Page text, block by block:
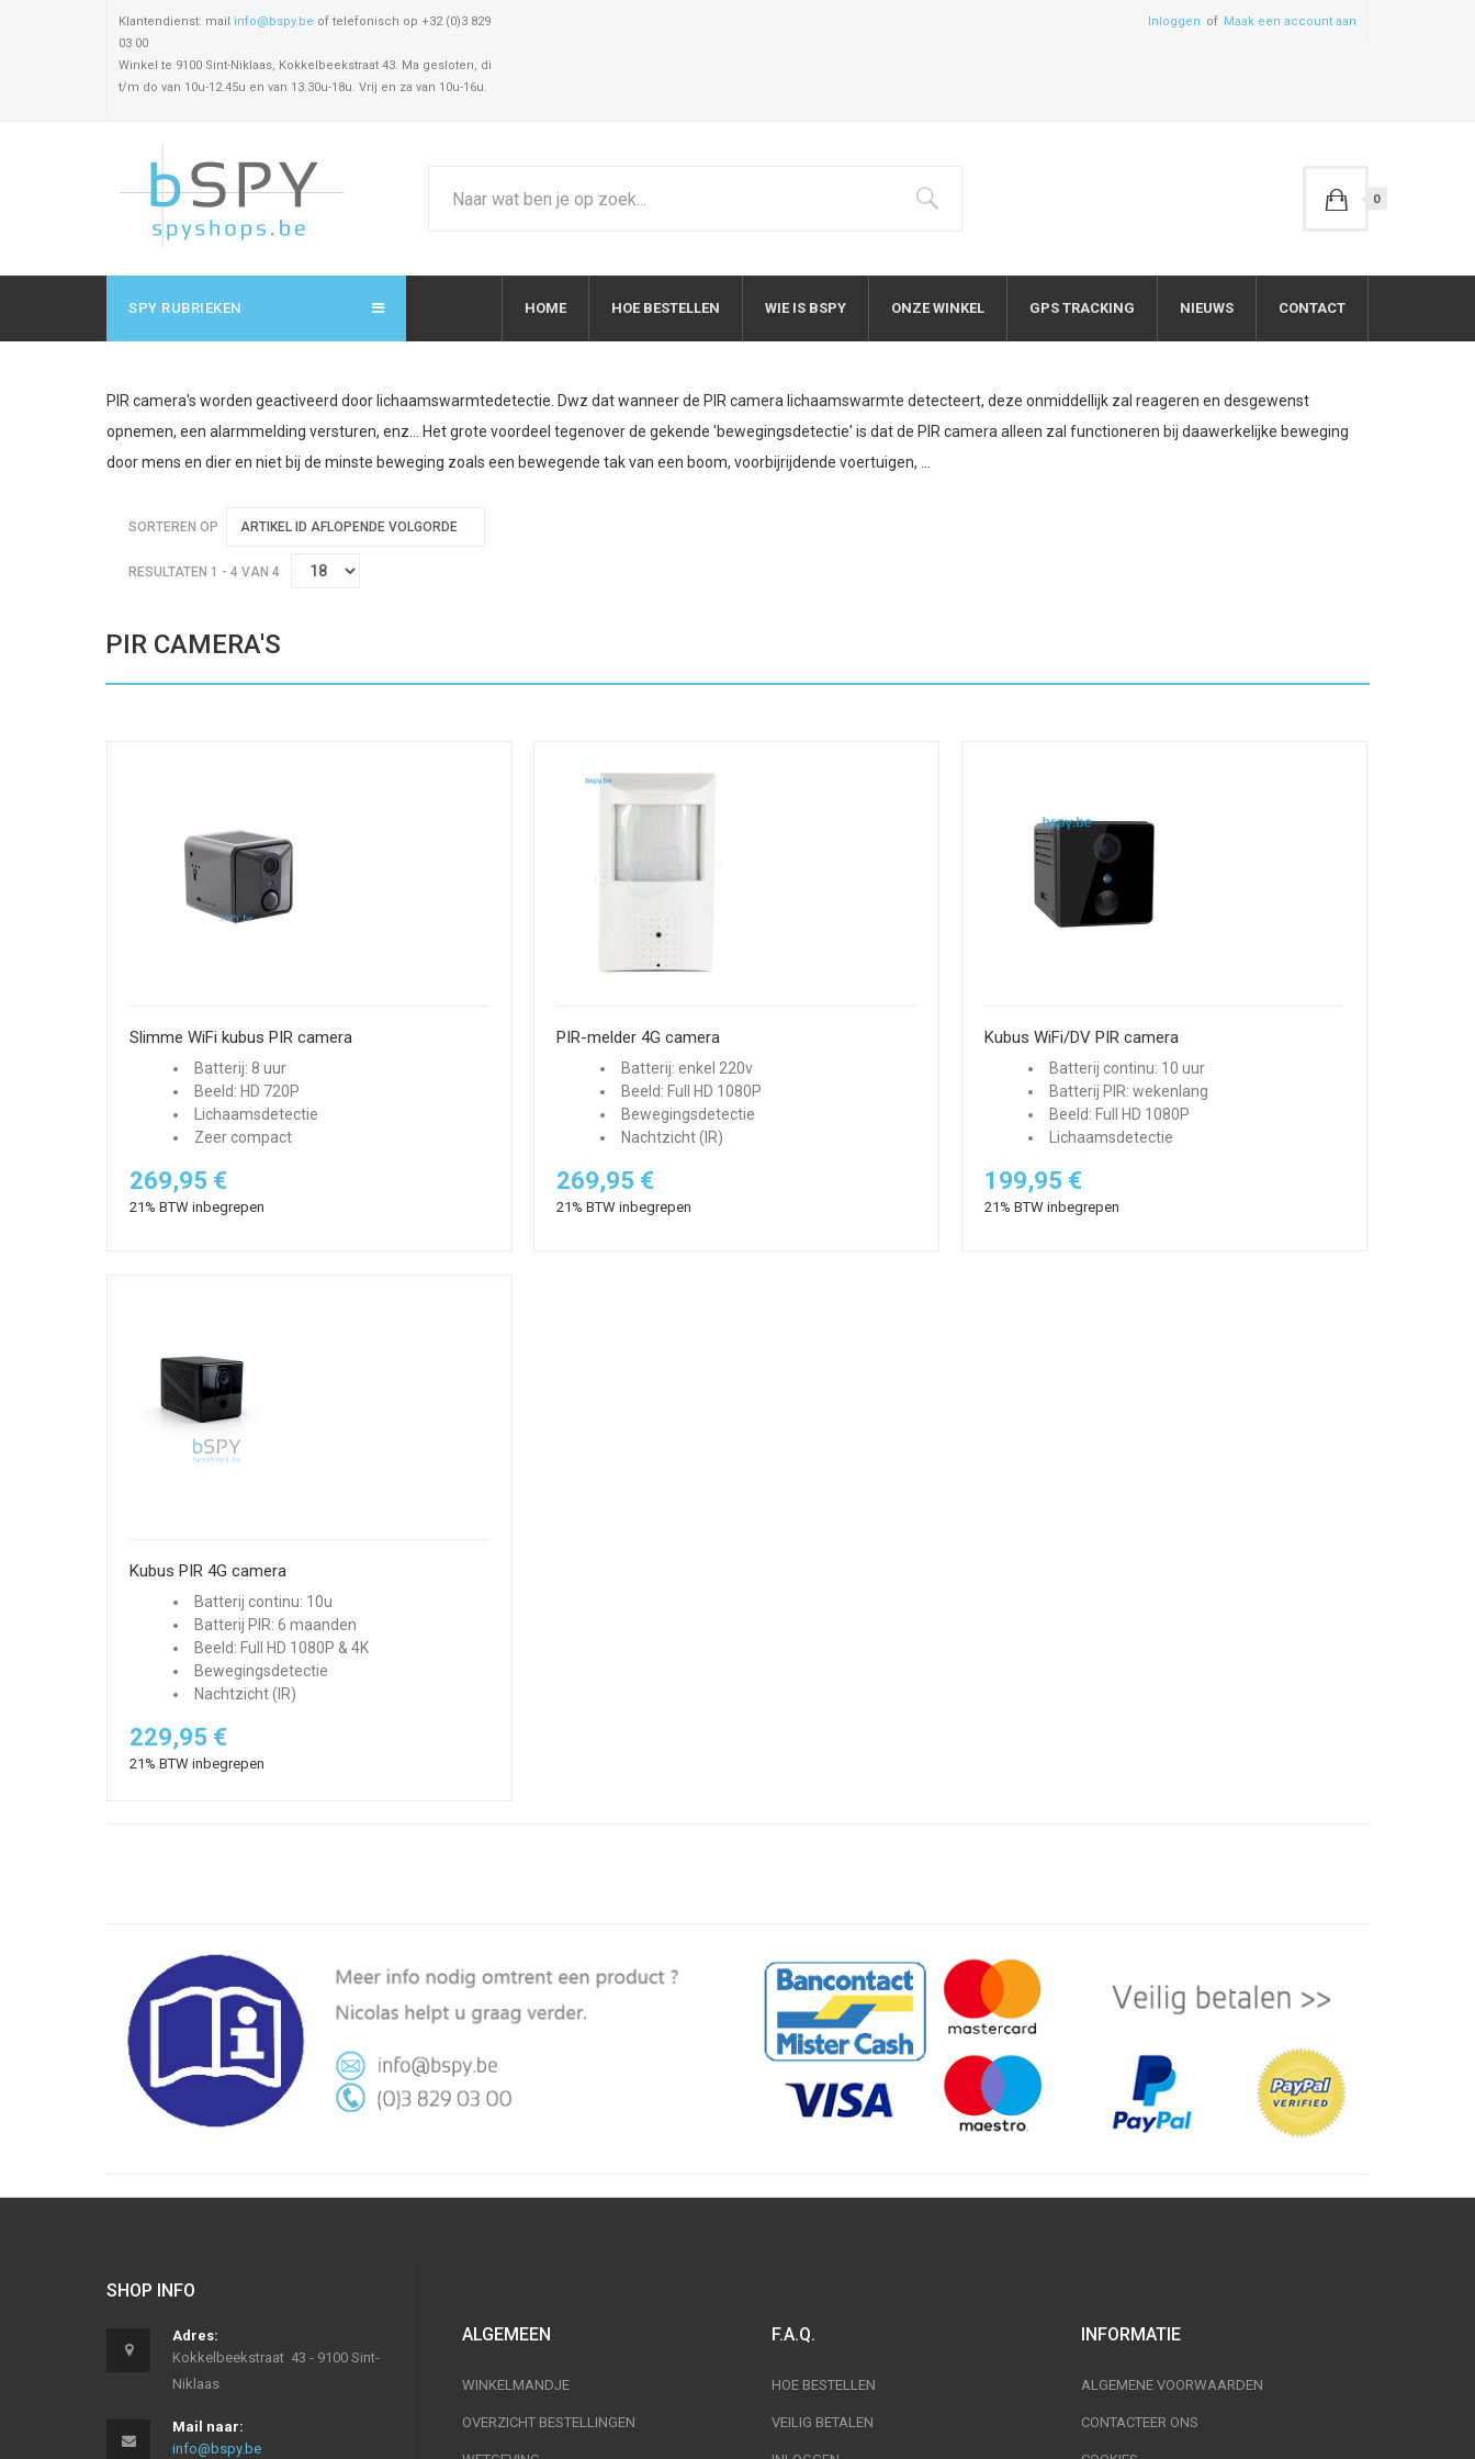
Klantendienst: mail info@bspy.be of telefonisch op +32 (0)3 829
03 00
Winkel te 9100 Sint-Niklaas, Kokkelbeekstraat 43. Ma gesloten, di
t/m do van 10u-12.45u en van 13.30u-18u. Vrij en za van 10u-16u.
Inloggen Maak een account aan
0
SPY RUBRIEKEN HOME HOE BESTELLEN WIE IS BSPY ONZE WINKEL GPS TRACKING NIEUWS CONTACT
PIR camera's worden geactiveerd door lichaamswarmtedetectie. Dwz dat wanneer de PIR camera lichaamswarmte detecteert, deze onmiddellijk zal reageren en desgewenst
opnemen, een alarmmelding versturen, enz... Het grote voordeel tegenover de gekende 'bewegingsdetectie' is dat de PIR camera alleen zal functioneren bij daawerkelijke beweging
door mens en dier en niet bij de minste beweging zoals een bewegende tak van een boom, voorbijrijdende voertuigen, ...
SORTEREN OP ARTIKEL ID AFLOPENDE VOLGORDE
RESULTATEN 1 - 4 VAN 4
PIR CAMERA'S
Slimme WiFi kubus PIR camera
Batterij: 8 uur
Beeld: HD 720P
Lichaamsdetectie
Zeer compact
269,95 €
21% BTW inbegrepen
PIR-melder 4G camera
Batterij: enkel 220v
Beeld: Full HD 1080P
Bewegingsdetectie
Nachtzicht (IR)
269,95 €
21% BTW inbegrepen
Kubus WiFi/DV PIR camera
Batterij continu: 10 uur
Batterij PIR: wekenlang
Beeld: Full HD 1080P
Lichaamsdetectie
199,95 €
21% BTW inbegrepen
Kubus PIR 4G camera
Batterij continu: 10u
Batterij PIR: 6 maanden
Beeld: Full HD 1080P & 4K
Bewegingsdetectie
Nachtzicht (IR)
229,95 €
21% BTW inbegrepen
SHOP INFO
Adres:
Kokkelbeekstraat 43 - 9100 Sint-
Niklaas
Mail naar:
info@bspy.be
ALGEMEEN
WINKELMANDJE
OVERZICHT BESTELLINGEN
F.A.Q.
HOE BESTELLEN
VEILIG BETALEN
INFORMATIE
ALGEMENE VOORWAARDEN
CONTACTEER ONS